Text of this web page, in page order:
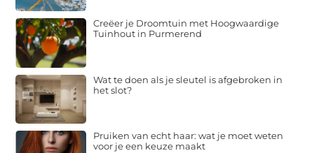
Creëer je Droomtuin met Hoogwaardige
Tuinhout in Purmerend
Wat te doen als je sleutel is afgebroken in
het slot?
Pruiken van echt haar: wat je moet weten
voor je een keuze maakt